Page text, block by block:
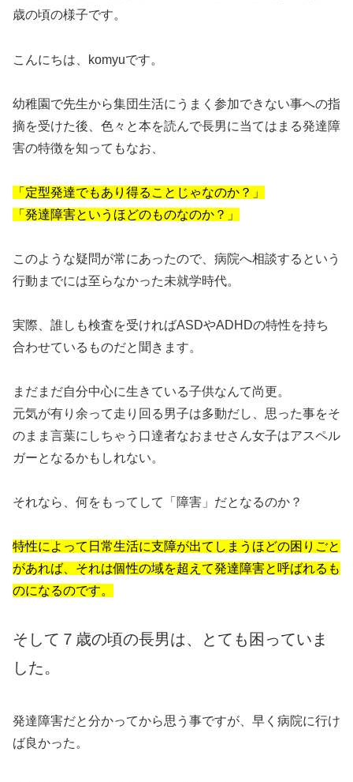
歳の頃の様子です。
こんにちは、komyuです。
幼稚園で先生から集団生活にうまく参加できない事への指
摘を受けた後、色々と本を読んで長男に当てはまる発達障
害の特徴を知ってもなお、
「定型発達でもあり得ることじゃなのか？」
「発達障害というほどのものなのか？」
このような疑問が常にあったので、病院へ相談するという
行動までには至らなかった未就学時代。
実際、誰しも検査を受ければASDやADHDの特性を持ち
合わせているものだと聞きます。
まだまだ自分中心に生きている子供なんて尚更。
元気が有り余って走り回る男子は多動だし、思った事をそ
のまま言葉にしちゃう口達者なおませさん女子はアスペル
ガーとなるかもしれない。
それなら、何をもってして「障害」だとなるのか？
特性によって日常生活に支障が出てしまうほどの困りごと
があれば、それは個性の域を超えて発達障害と呼ばれるも
のになるのです。
そして７歳の頃の長男は、とても困っていま
した。
発達障害だと分かってから思う事ですが、早く病院に行け
ば良かった。